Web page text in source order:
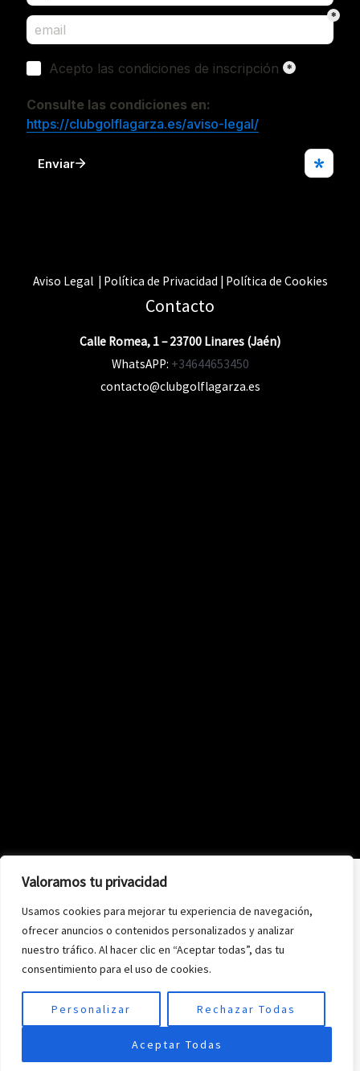
Valoramos tu privacidad
Usamos cookies para mejorar tu experiencia de navegación,
ofrecer anuncios o contenidos personalizados y analizar
nuestro tráfico. Al hacer clic en “Aceptar todas”, das tu
consentimiento para el uso de cookies.
Personalizar Rechazar Todas
Aceptar Todas
Aviso Legal | Política de Privacidad | Política de Cookies
Contacto
Calle Romea, 1 – 23700 Linares (Jaén)
WhatsAPP: +34644653450
contacto@clubgolflagarza.es